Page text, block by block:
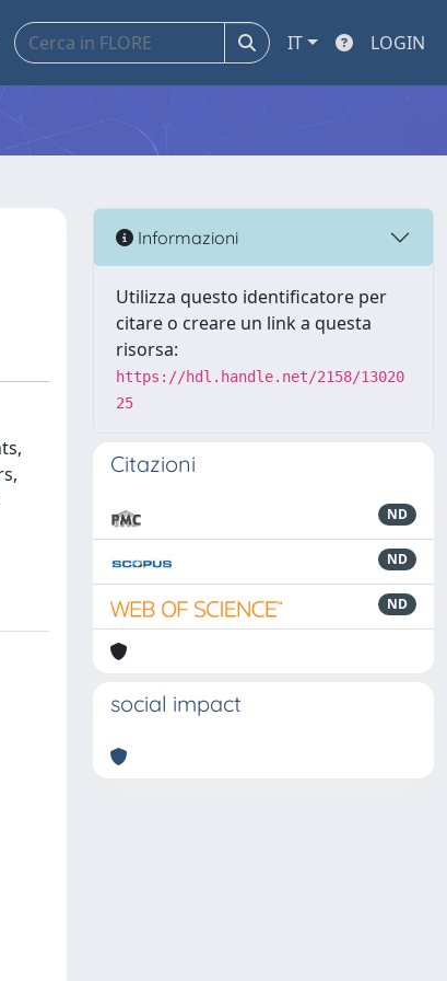
IT LOGIN
Informazioni
Utilizza questo identificatore per
citare o creare un link a questa
risorsa:
https://hdl.handle.net/2158/13020
25
Citazioni
ND
ND
ND
social impact